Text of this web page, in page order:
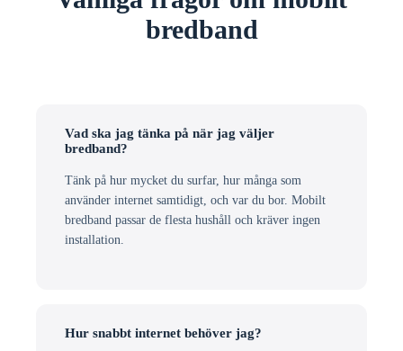
bredband
Vad ska jag tänka på när jag väljer
bredband?
Tänk på hur mycket du surfar, hur många som
använder internet samtidigt, och var du bor. Mobilt
bredband passar de flesta hushåll och kräver ingen
installation.
Hur snabbt internet behöver jag?